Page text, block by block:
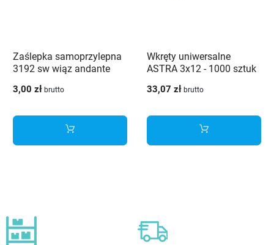
Zaślepka samoprzylepna
3192 sw wiąz andante
3,00 zł brutto
Wkręty uniwersalne
ASTRA 3x12 - 1000 sztuk
33,07 zł brutto